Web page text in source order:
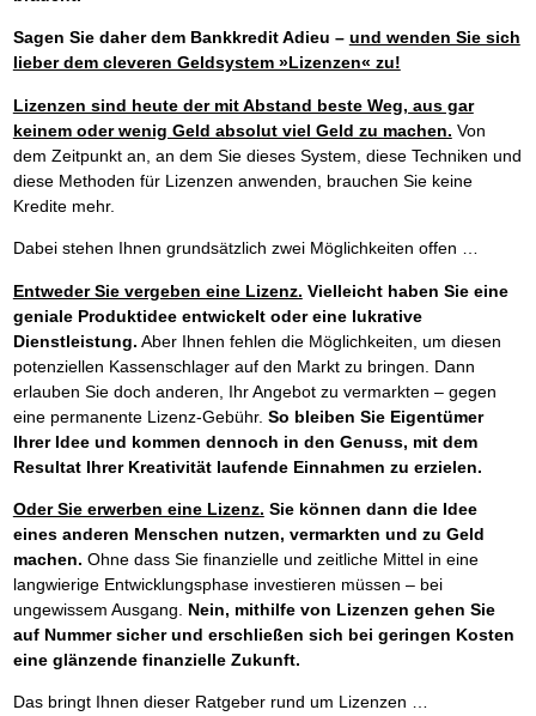
Sagen Sie daher dem Bankkredit Adieu – und wenden Sie sich
lieber dem cleveren Geldsystem »Lizenzen« zu!
Lizenzen sind heute der mit Abstand beste Weg, aus gar
keinem oder wenig Geld absolut viel Geld zu machen. Von
dem Zeitpunkt an, an dem Sie dieses System, diese Techniken und
diese Methoden für Lizenzen anwenden, brauchen Sie keine
Kredite mehr.
Dabei stehen Ihnen grundsätzlich zwei Möglichkeiten offen …
Entweder Sie vergeben eine Lizenz. Vielleicht haben Sie eine
geniale Produktidee entwickelt oder eine lukrative
Dienstleistung. Aber Ihnen fehlen die Möglichkeiten, um diesen
potenziellen Kassenschlager auf den Markt zu bringen. Dann
erlauben Sie doch anderen, Ihr Angebot zu vermarkten – gegen
eine permanente Lizenz-Gebühr. So bleiben Sie Eigentümer
Ihrer Idee und kommen dennoch in den Genuss, mit dem
Resultat Ihrer Kreativität laufende Einnahmen zu erzielen.
Oder Sie erwerben eine Lizenz. Sie können dann die Idee
eines anderen Menschen nutzen, vermarkten und zu Geld
machen. Ohne dass Sie finanzielle und zeitliche Mittel in eine
langwierige Entwicklungsphase investieren müssen – bei
ungewissem Ausgang. Nein, mithilfe von Lizenzen gehen Sie
auf Nummer sicher und erschließen sich bei geringen Kosten
eine glänzende finanzielle Zukunft.
Das bringt Ihnen dieser Ratgeber rund um Lizenzen …